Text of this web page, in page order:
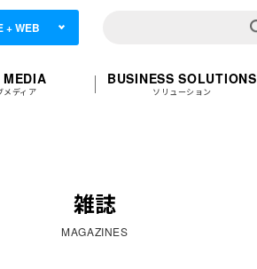
+ WEB
メディア
BUSINESS SOLUTIONS
ソリューション
雑誌
MAGAZINES